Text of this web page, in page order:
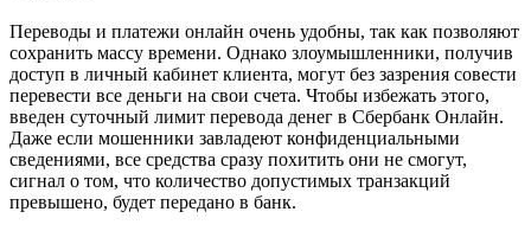
Переводы и платежи онлайн очень удобны, так как позволяют
сохранить массу времени. Однако злоумышленники, получив
доступ в личный кабинет клиента, могут без зазрения совести
перевести все деньги на свои счета. Чтобы избежать этого,
введен суточный лимит перевода денег в Сбербанк Онлайн.
Даже если мошенники завладеют конфиденциальными
сведениями, все средства сразу похитить они не смогут,
сигнал о том, что количество допустимых транзакций
превышено, будет передано в банк.